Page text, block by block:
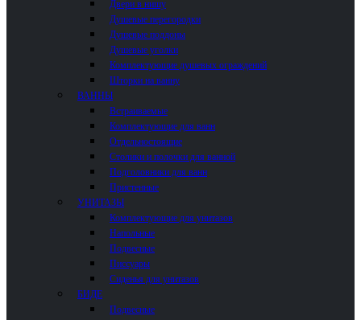
Двери в нишу
Душевые перегородки
Душевые поддоны
Душевые уголки
Комплектующие душевых ограждений
Шторки на ванну
ВАННЫ
Встраиваемые
Комплектующие для ванн
Отдельностоящие
Столики и полочки для ванной
Подголовники для ванн
Пристенные
УНИТАЗЫ
Комплектующие для унитазов
Напольные
Подвесные
Писсуары
Сиденья для унитазов
БИДЕ
Подвесные